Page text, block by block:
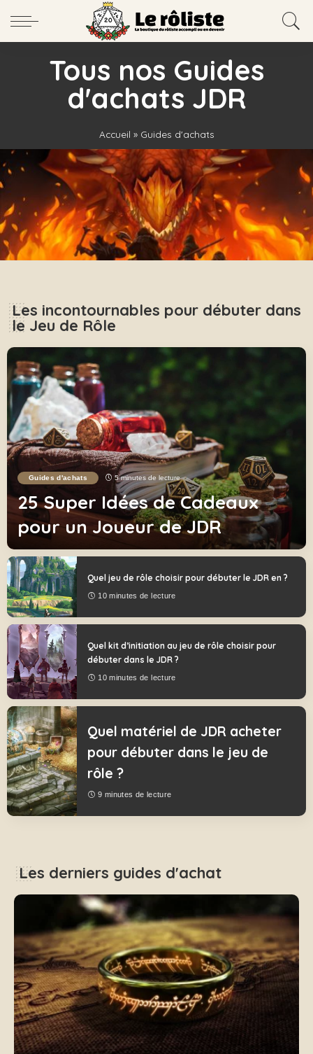
Tous nos Guides
d'achats JDR
Accueil » Guides d'achats
Les incontournables pour débuter dans
le Jeu de Rôle
Guides d'achats 5 minutes de lecture
25 Super Idées de Cadeaux
pour un Joueur de JDR
Quel jeu de rôle choisir pour débuter le JDR en ?
10 minutes de lecture
Quel kit d’initiation au jeu de rôle choisir pour
débuter dans le JDR ?
10 minutes de lecture
Quel matériel de JDR acheter
pour débuter dans le jeu de
rôle ?
9 minutes de lecture
Les derniers guides d'achat